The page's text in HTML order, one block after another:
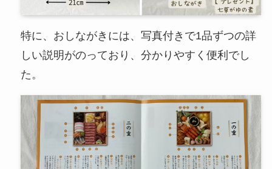
特に、おしながきには、写真付きで1品ずつの詳
しい説明がのっており、分かりやすく便利でし
た。